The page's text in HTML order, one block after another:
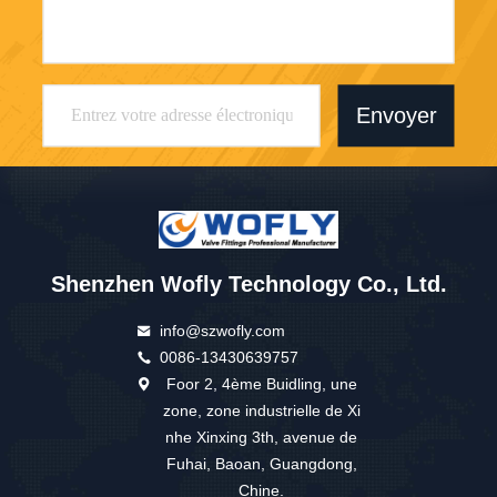
Envoyer
Shenzhen Wofly Technology Co., Ltd.
info@szwofly.com
0086-13430639757
Foor 2, 4ème Buidling, une
zone, zone industrielle de Xi
nhe Xinxing 3th, avenue de
Fuhai, Baoan, Guangdong,
Chine.